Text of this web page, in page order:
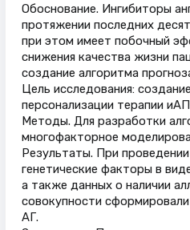
Обоснование. Ингибиторы
протяжении последних
при этом имеет побочный
снижения качества жизни
создание алгоритма
Цель исследования:
персонализации терапии
Методы. Для разработки
многофакторное
Результаты. При
генетические факторы в
а также данных о наличии
совокупности
АГ.